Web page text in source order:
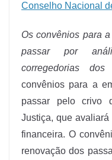
Conselho Nacional
Os convênios para
passar por
corregedorias dos
convênios para a
passar pelo crivo
Justiça, que
financeira. O
renovação dos